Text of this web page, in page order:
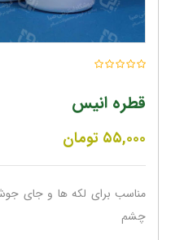
قطره انیس
۵۵,۰۰۰ تومان
مناسب برای لکه ها و جای
چشم